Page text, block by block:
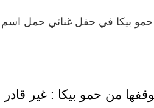
حمو بيكا في حفل غنائي حمل
من حمو بيكا : غير قادر